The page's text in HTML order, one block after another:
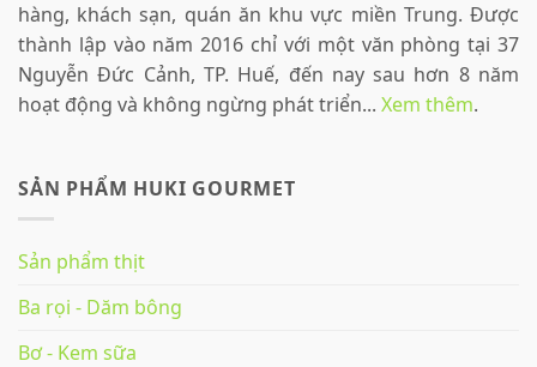
hàng, khách sạn, quán ăn khu vực miền Trung. Được
thành lập vào năm 2016 chỉ với một văn phòng tại 37
Nguyễn Đức Cảnh, TP. Huế, đến nay sau hơn 8 năm
hoạt động và không ngừng phát triển... Xem thêm.
SẢN PHẨM HUKI GOURMET
Sản phẩm thịt
Ba rọi - Dăm bông
Bơ - Kem sữa